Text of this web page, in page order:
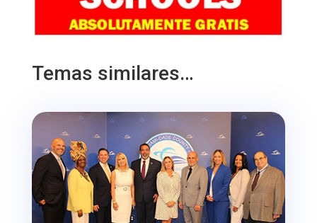
Temas similares…